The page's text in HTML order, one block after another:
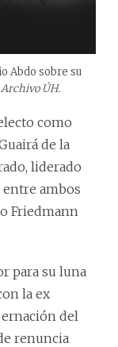
Abdo sobre su
Archivo ÚH.
como
de la
liderado
ambos
Friedmann
para su luna
la ex
del
renuncia